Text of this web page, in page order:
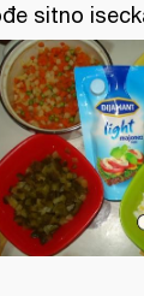
sitno